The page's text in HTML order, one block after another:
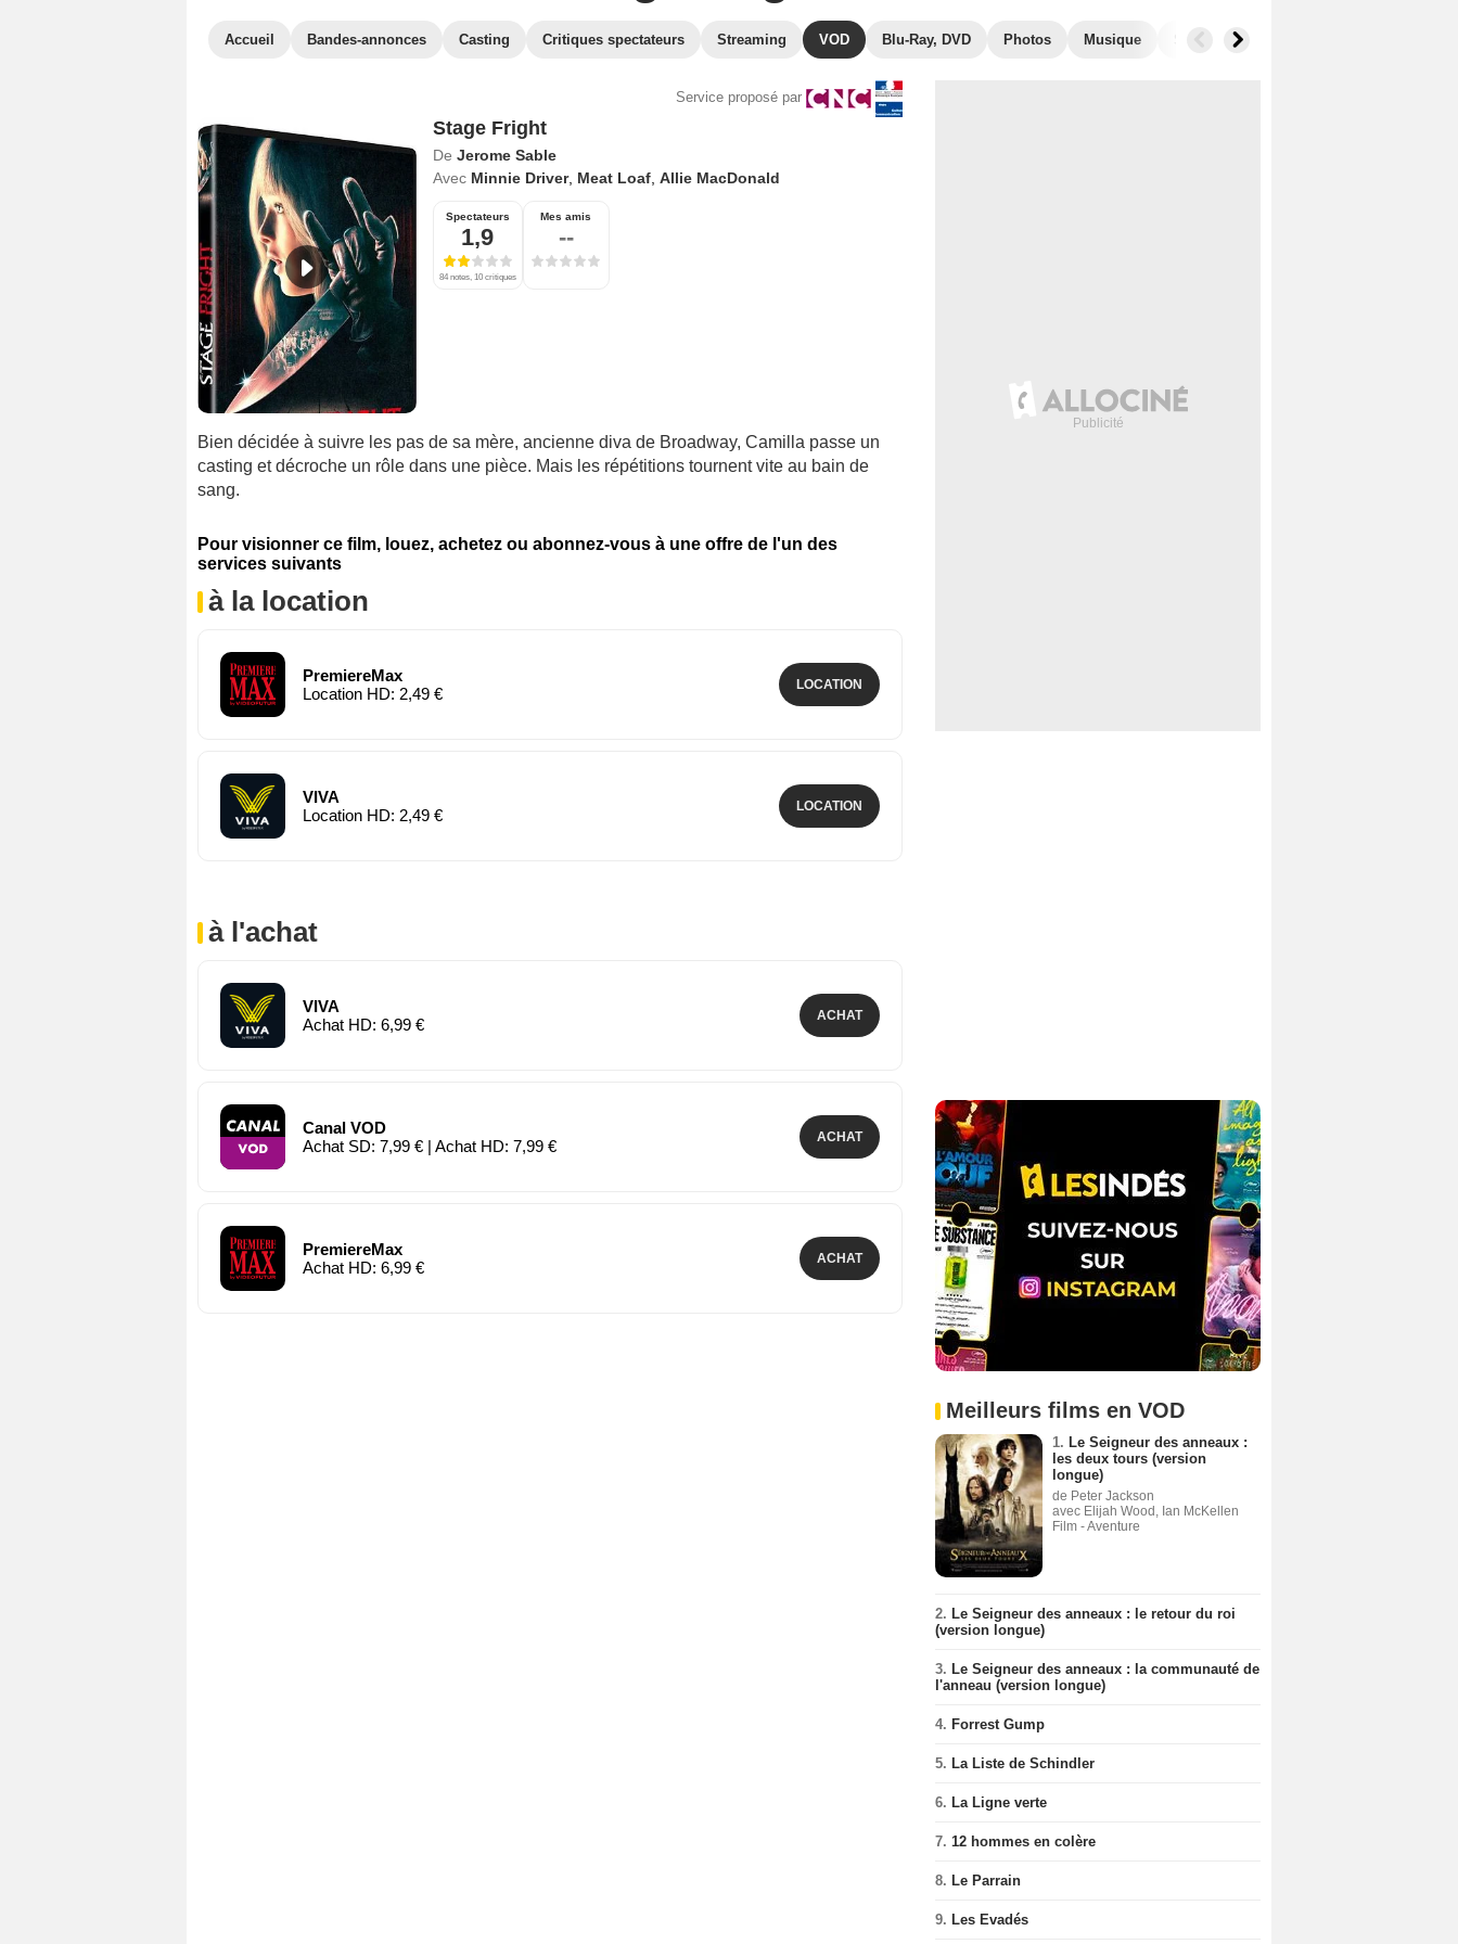
Accueil Bandes-annonces Casting Critiques spectateurs Streaming VOD Blu-Ray, DVD Photos Musique Secrets de tournage
Service proposé par
Stage Fright
De Jerome Sable
Avec Minnie Driver, Meat Loaf, Allie MacDonald
Spectateurs
1,9
84 notes, 10 critiques
Mes amis
--
Bien décidée à suivre les pas de sa mère, ancienne diva de Broadway, Camilla passe un
casting et décroche un rôle dans une pièce. Mais les répétitions tournent vite au bain de
sang.
Pour visionner ce film, louez, achetez ou abonnez-vous à une offre de l'un des
services suivants
à la location
PremiereMax
Location HD: 2,49 €
LOCATION
VIVA
Location HD: 2,49 €
LOCATION
à l'achat
VIVA
Achat HD: 6,99 €
ACHAT
Canal VOD
Achat SD: 7,99 € | Achat HD: 7,99 €
ACHAT
PremiereMax
Achat HD: 6,99 €
ACHAT
Meilleurs films en VOD
1. Le Seigneur des anneaux :
les deux tours (version
longue)
de Peter Jackson
avec Elijah Wood, Ian McKellen
Film - Aventure
2. Le Seigneur des anneaux : le retour du roi
(version longue)
3. Le Seigneur des anneaux : la communauté de
l'anneau (version longue)
4. Forrest Gump
5. La Liste de Schindler
6. La Ligne verte
7. 12 hommes en colère
8. Le Parrain
9. Les Evadés